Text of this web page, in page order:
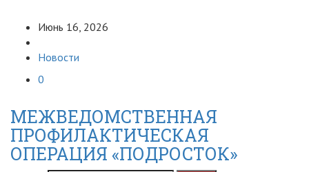
Июнь 16, 2026
Новости
0
МЕЖВЕДОМСТВЕННАЯ
ПРОФИЛАКТИЧЕСКАЯ
ОПЕРАЦИЯ «ПОДРОСТОК»